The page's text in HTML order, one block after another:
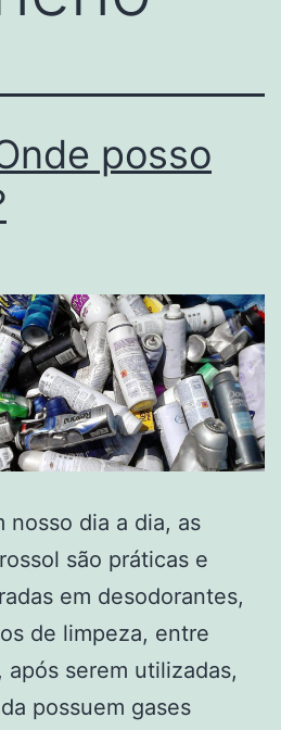
posso
nosso dia a dia, as
são práticas e
em desodorantes,
de limpeza, entre
serem utilizadas,
possuem gases